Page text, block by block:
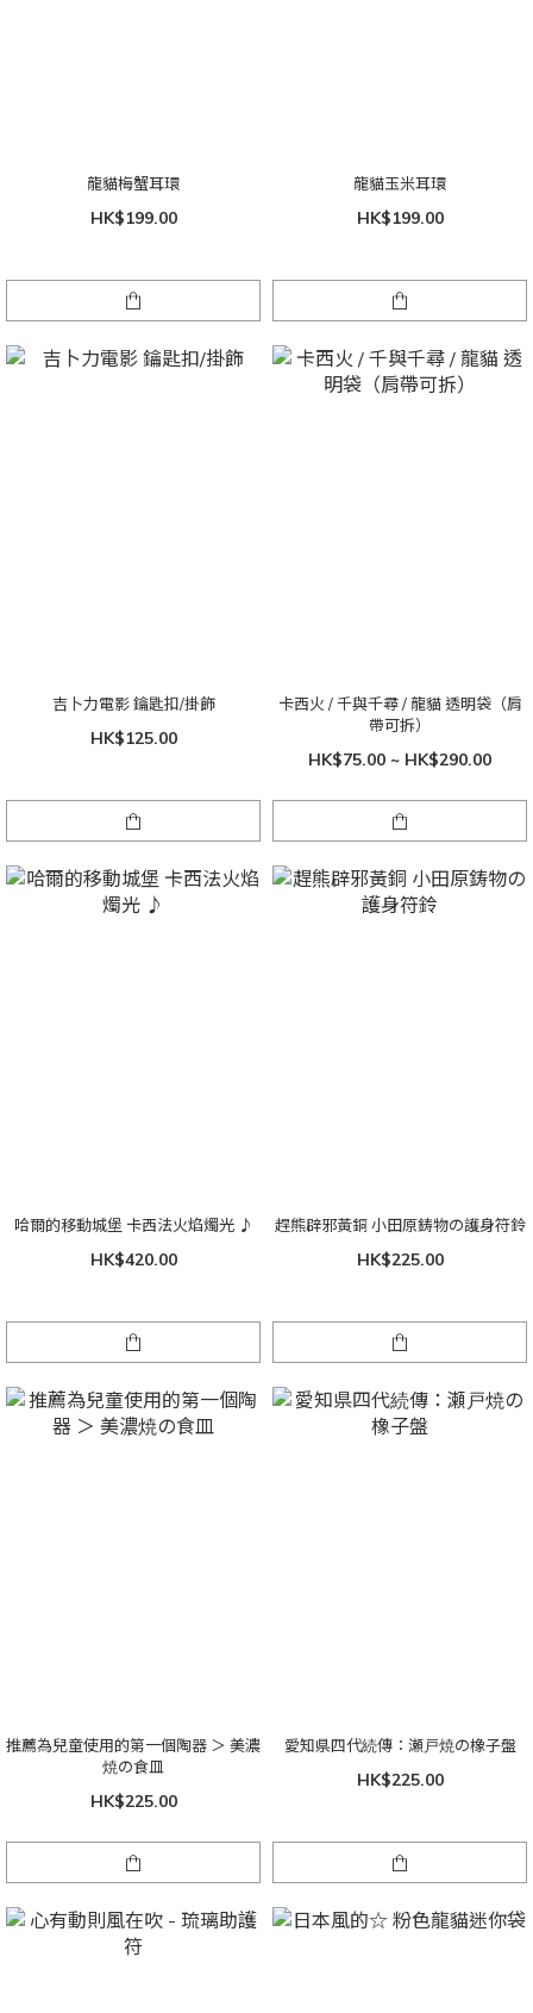
龍貓梅蟹耳環
HK$199.00
龍貓玉米耳環
HK$199.00
吉卜力電影 鑰匙扣/掛飾
HK$125.00
卡西火 / 千與千尋 / 龍貓 透明袋（肩
帶可拆）
HK$75.00 ~ HK$290.00
哈爾的移動城堡 卡西法火焰燭光 ♪
HK$420.00
趕熊辟邪黃銅 小田原鋳物の護身符鈴
HK$225.00
推薦為兒童使用的第一個陶器 ＞ 美濃
焼の食皿
HK$225.00
愛知県四代続傳：瀬戸焼の橡子盤
HK$225.00